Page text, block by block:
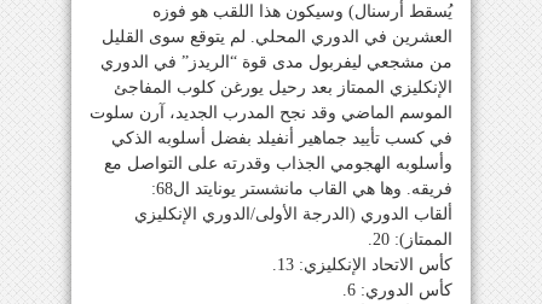
يُسقط أرسنال) وسيكون هذا اللقب هو فوزه
العشرين في الدوري المحلي. لم يتوقع سوى القليل
من مشجعي ليفربول مدى قوة “الريدز” في الدوري
الإنكليزي الممتاز بعد رحيل يورغن كلوب المفاجئ
الموسم الماضي وقد نجح المدرب الجديد، آرن سلوت
في كسب تأييد جماهير أنفيلد بفضل أسلوبه الذكي
وأسلوبه الهجومي الجذاب وقدرته على التواصل مع
فريقه. وها هي القاب مانشستر يونايتد ال68:
ألقاب الدوري (الدرجة الأولى/الدوري الإنكليزي
الممتاز): 20.
كأس الاتحاد الإنكليزي: 13.
كأس الدوري: 6.